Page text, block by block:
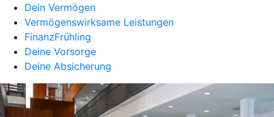
Dein Vermögen
Vermögenswirksame Leistungen
FinanzFrühling
Deine Vorsorge
Deine Absicherung